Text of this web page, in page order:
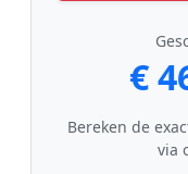
€
Bereken de
via